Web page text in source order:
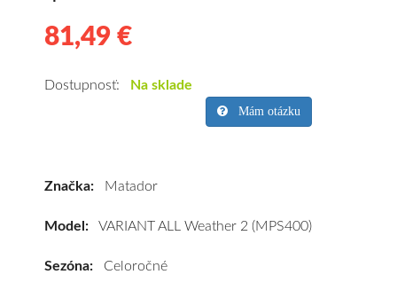
81,49 €
pneumatiky
ALL
(MPS400)
Dostupnosť: Na sklade
Mám otázku
Značka: Matador
Model: VARIANT ALL Weather 2 (MPS400)
Sezóna: Celoročné